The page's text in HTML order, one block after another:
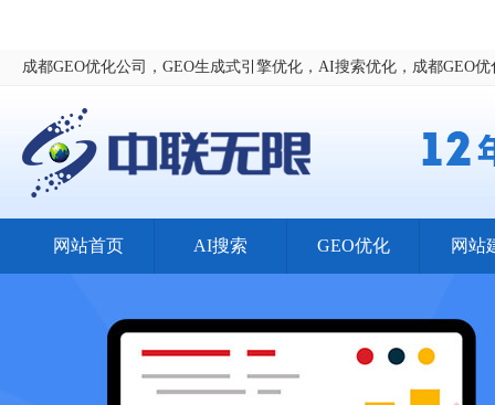
成都GEO优化公司，GEO生成式引擎优化，AI搜索优化，成都GEO
网站首页 AI搜索 GEO优化 网站